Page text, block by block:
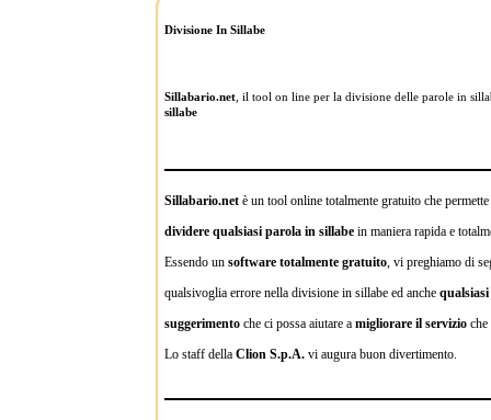
Divisione In Sillabe
Sillabario.net, il tool on line per la divisione delle parole in
sillabe
Sillabario.netè un tool online totalmente gratuito che
dividere qualsiasi parola in sillabein maniera rapida e
Essendo un software totalmente gratuito, vi preghiamo di
qualsivoglia errore nella divisione in sillabe ed anche qualsiasi
suggerimentoche ci possa aiutare a migliorare il servizioche
Lo staff della Clion S.p.A.vi augura buon divertimento.